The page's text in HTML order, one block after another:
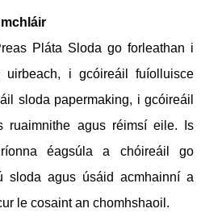
Pláta Sloda go forleathan i
uirbeach, i gcóireáil fuíolluisce
sloda papermaking, i gcóireáil
ruaimnithe agus réimsí eile. Is
éagsúla a chóireáil go
sloda agus úsáid acmhainní a
le cosaint an chomhshaoil.